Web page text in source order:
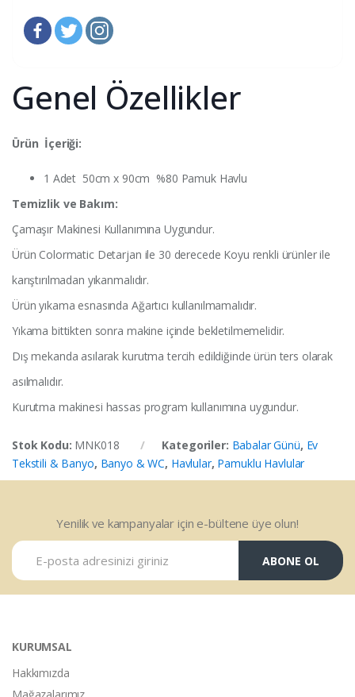
Genel Özellikler
Ürün İçeriği:
1 Adet 50cm x 90cm %80 Pamuk Havlu
Temizlik ve Bakım:
Çamaşır Makinesi Kullanımına Uygundur.
Ürün Colormatic Detarjan ile 30 derecede Koyu renkli ürünler ile
karıştırılmadan yıkanmalıdır.
Ürün yıkama esnasında Ağartıcı kullanılmamalıdır.
Yıkama bittikten sonra makine içinde bekletilmemelidir.
Dış mekanda asılarak kurutma tercih edildiğinde ürün ters olarak
asılmalıdır.
Kurutma makinesi hassas program kullanımına uygundur.
Stok Kodu: MNK018 Kategoriler: Babalar Günü, Ev
Tekstili & Banyo, Banyo & WC, Havlular, Pamuklu Havlular
Yenilik ve kampanyalar için e-bültene üye olun!
ABONE OL
KURUMSAL
Hakkımızda